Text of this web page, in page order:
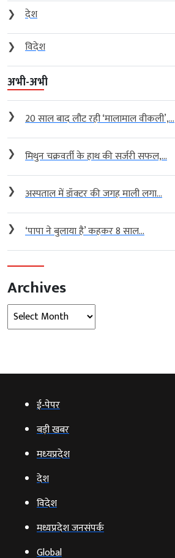
❯
देश
❯
विदेश
अभी-अभी
❯ 20 साल बाद लौट रही ‘मालामाल वीकली’,...
❯ मिथुन चक्रवर्ती के हाथ की सर्जरी सफल,...
❯ अस्पताल में डॉक्टर की जगह माली लगा...
❯ ‘पापा ने बुलाया है’ कहकर 8 साल...
Archives
Archives
ई‑पेपर
बड़ी खबर
मध्‍यप्रदेश
देश
विदेश
मध्यप्रदेश जनसंपर्क
Global